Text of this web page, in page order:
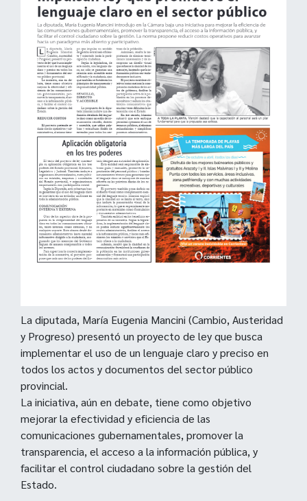
La diputada, María Eugenia Mancini (Cambio, Austeridad
y Progreso) presentó un proyecto de ley que busca
implementar el uso de un lenguaje claro y preciso en
todos los actos y documentos del sector público
provincial.
La iniciativa, aún en debate, tiene como objetivo
mejorar la efectividad y eficiencia de las
comunicaciones gubernamentales, promover la
transparencia, el acceso a la información pública, y
facilitar el control ciudadano sobre la gestión del
Estado.